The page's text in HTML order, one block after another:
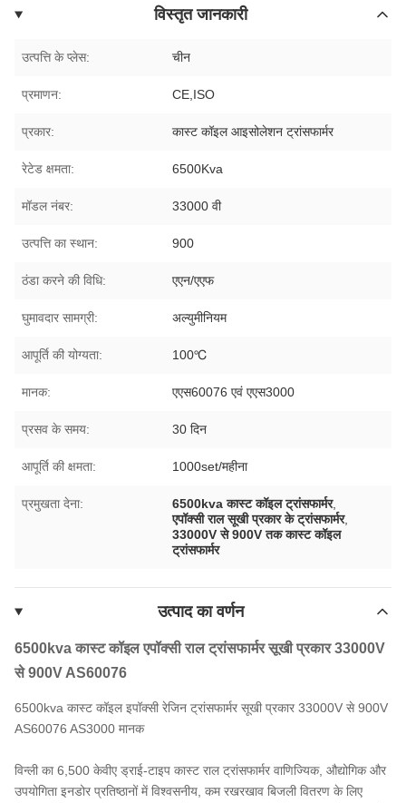
विस्तृत जानकारी
उत्पत्ति के प्लेस: चीन
प्रमाणन: CE,ISO
प्रकार: कास्ट कॉइल आइसोलेशन ट्रांसफार्मर
रेटेड क्षमता: 6500Kva
मॉडल नंबर: 33000 वी
उत्पत्ति का स्थान: 900
ठंडा करने की विधि: एएन/एएफ
घुमावदार सामग्री: अल्युमीनियम
आपूर्ति की योग्यता: 100℃
मानक: एएस60076 एवं एएस3000
प्रसव के समय: 30 दिन
आपूर्ति की क्षमता: 1000set/महीना
प्रमुखता देना: 6500kva कास्ट कॉइल ट्रांसफार्मर,
एपॉक्सी राल सूखी प्रकार के ट्रांसफार्मर,
33000V से 900V तक कास्ट कॉइल
ट्रांसफार्मर
उत्पाद का वर्णन
6500kva कास्ट कॉइल एपॉक्सी राल ट्रांसफार्मर सूखी प्रकार 33000V
से 900V AS60076
6500kva कास्ट कॉइल इपॉक्सी रेजिन ट्रांसफार्मर सूखी प्रकार 33000V से 900V
AS60076 AS3000 मानक
विन्ली का 6,500 केवीए ड्राई-टाइप कास्ट राल ट्रांसफार्मर वाणिज्यिक, औद्योगिक और
उपयोगिता इनडोर प्रतिष्ठानों में विश्वसनीय, कम रखरखाव बिजली वितरण के लिए